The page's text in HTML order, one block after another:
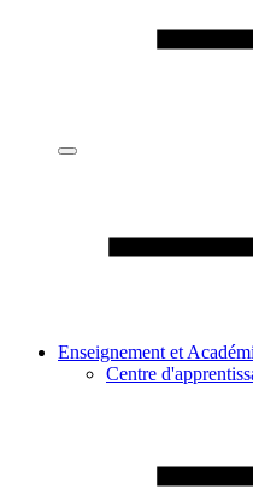
Enseignement et
Centre